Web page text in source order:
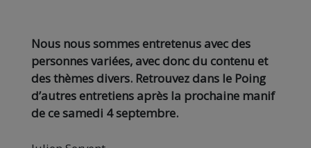
Nous nous sommes entretenus avec des
personnes variées, avec donc du contenu et
des thèmes divers. Retrouvez dans le Poing
d’autres entretiens après la prochaine manif
de ce samedi 4 septembre.